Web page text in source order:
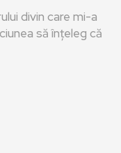
divin care mi-a
să înțeleg că